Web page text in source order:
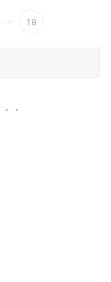
... 18